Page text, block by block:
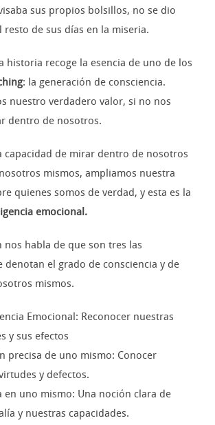
sus propios bolsillos, no se dio
resto de sus días en la miseria.
historia recoge la esencia de uno de los
: la generación de consciencia.
nuestro verdadero valor, si no nos
dentro de nosotros.
capacidad de mirar dentro de nosotros
mismos, ampliamos nuestra
quienes somos de verdad, y esta es la
emocional.
nos habla de que son tres las
denotan el grado de consciencia y de
mismos.
Emocional: Reconocer nuestras
y sus efectos
precisa de uno mismo: Conocer
y defectos.
en uno mismo: Una noción clara de
y nuestras capacidades.